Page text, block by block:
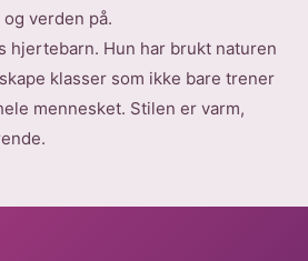
verden på.
hjertebarn. Hun har brukt naturen
klasser som ikke bare trener
mennesket. Stilen er varm,